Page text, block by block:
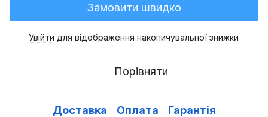
Замовити швидко
Увійти для відображення накопичувальної знижки
Порівняти
Доставка Оплата Гарантія